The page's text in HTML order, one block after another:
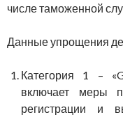
числе таможенной
Данные упрощения
Категория 1 –
включает меры
регистрации и